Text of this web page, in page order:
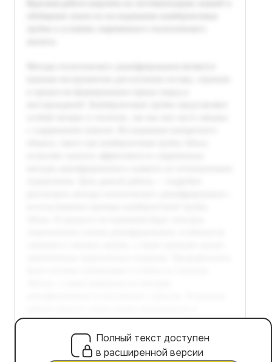
Полный текст доступен
в расширенной версии